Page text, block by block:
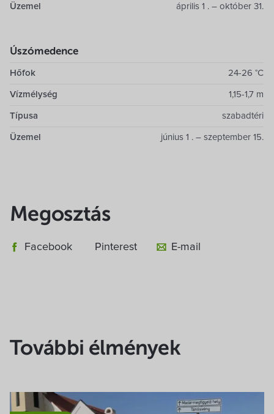
Üzemel április 1 . – október 31.
Úszómedence
Hőfok 24-26 °C
Vízmélység 1,15-1,7 m
Típusa szabadtéri
Üzemel június 1 . – szeptember 15.
Megosztás
Facebook Pinterest E-mail
További élmények